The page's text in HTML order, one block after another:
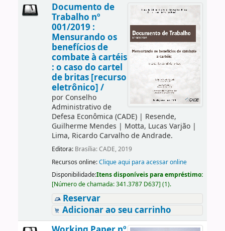
Documento de
Trabalho nº
001/2019 :
Mensurando os
benefícios de
combate à cartéis
: o caso do cartel
de britas [recurso
eletrônico] /
por Conselho
Administrativo de
Defesa Econômica (CADE)| Resende,
Guilherme Mendes | Motta, Lucas Varjão|
Lima, Ricardo Carvalho de Andrade.
Editora: Brasília: CADE, 2019
Recursos online:Clique aqui para acessar online
Disponibilidade:Itens disponíveis para empréstimo:
[Número de chamada:341.3787 D637] (1).
Reservar
Adicionar ao seu carrinho